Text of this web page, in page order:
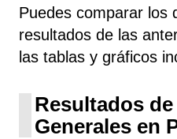
Puedes comparar los
resultados de las
las tablas y gráficos
Resultados
Generales en